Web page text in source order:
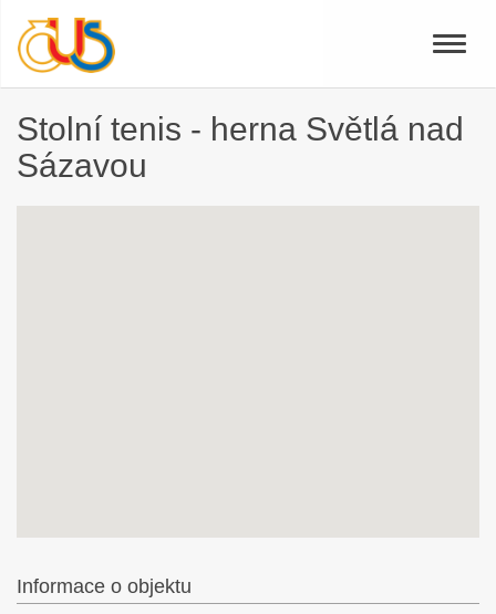
Toggle
Stolní tenis - herna Světlá nad
Sázavou
Informace o objektu